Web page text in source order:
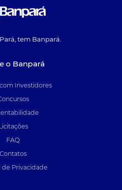
tem Banpará.
o Banpará
Investidores
FAQ
Contatos
de Privacidade